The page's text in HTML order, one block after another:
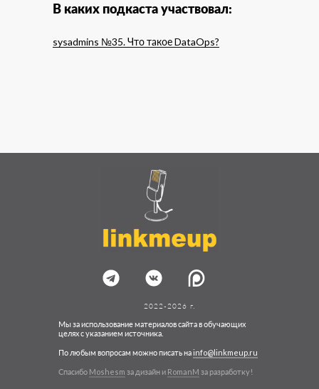
В каких подкаста участвовал:
sysadmins №35. Что такое DataOps?
2022-2026 г.
Мы за использование материалов сайта в обучающих
целях с указанием источника.
По любым вопросам можно писать наinfo@linkmeup.ru
Спасибо Moshesm за дизайн и RomanM за разработку!